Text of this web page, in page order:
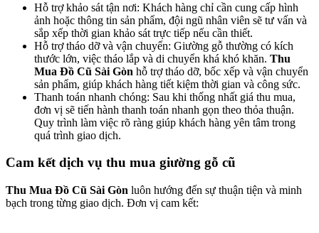
Hỗ trợ khảo sát tận nơi: Khách hàng chỉ cần cung cấp hình
ảnh hoặc thông tin sản phẩm, đội ngũ nhân viên sẽ tư vấn và
sắp xếp thời gian khảo sát trực tiếp nếu cần thiết.
Hỗ trợ tháo dỡ và vận chuyển: Giường gỗ thường có kích
thước lớn, việc tháo lắp và di chuyển khá khó khăn. Thu
Mua Đồ Cũ Sài Gòn hỗ trợ tháo dỡ, bốc xếp và vận chuyển
sản phẩm, giúp khách hàng tiết kiệm thời gian và công sức.
Thanh toán nhanh chóng: Sau khi thống nhất giá thu mua,
đơn vị sẽ tiến hành thanh toán nhanh gọn theo thỏa thuận.
Quy trình làm việc rõ ràng giúp khách hàng yên tâm trong
quá trình giao dịch.
Cam kết dịch vụ thu mua giường gỗ cũ​
Thu Mua Đồ Cũ Sài Gòn luôn hướng đến sự thuận tiện và minh
bạch trong từng giao dịch. Đơn vị cam kết: